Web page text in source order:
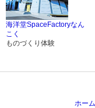
海洋堂SpaceFactoryなん
こく
ものづくり体験
ホーム